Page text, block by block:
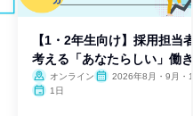
【1・2年生向け】採用担当
考える「あなたらしい」働
オンライン
2026年8月・9月・
1日